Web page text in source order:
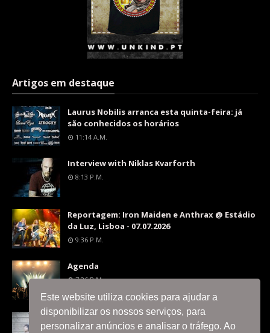
Este website utiliza cookies para ajudar a
disponibilizar os nossos serviços, para
personalizar anúncios e analisar o tráfego. Ao
Artigos em destaque
Laurus Nobilis arranca esta quinta-feira: já
são conhecidos os horários
11:14 A.m.
Interview with Niklas Kvarforth
8:13 P.m.
Reportagem: Iron Maiden e Anthrax @ Estádio
da Luz, Lisboa - 07.07.2026
9:36 P.m.
Agenda
7:26 P.m.
Interview with Silent Skies
8:06 P.m.